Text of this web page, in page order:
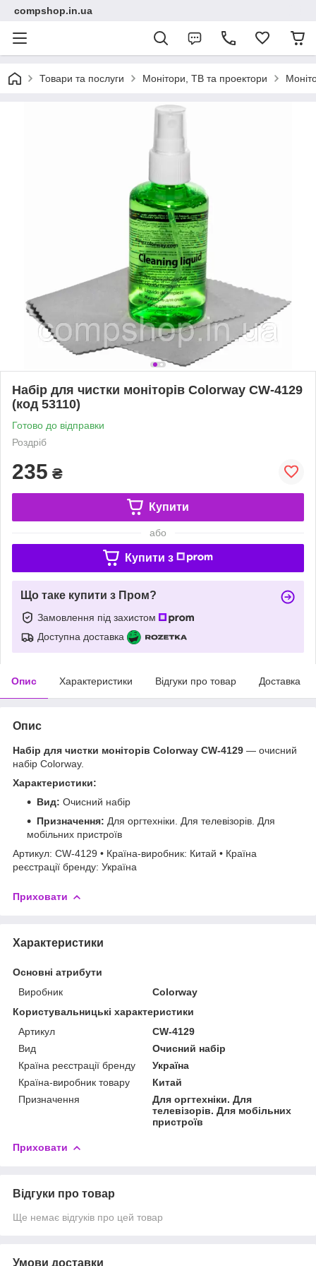
compshop.in.ua
Товари та послуги Монітори, ТВ та проектори
Набір для чистки моніторів Colorway CW-4129
(код 53110)
Готово до відправки
Роздріб
235 ₴
Купити
або
Купити з
Що таке купити з Пром?
Замовлення під захистом
Доступна доставка
Опис Характеристики Відгуки про товар Доставка
Опис
Набір для чистки моніторів Colorway CW-4129 — очисний
набір Colorway.
Характеристики:
Вид: Очисний набір
Призначення: Для оргтехніки. Для телевізорів. Для
мобільних пристроїв
Артикул: CW-4129 • Країна-виробник: Китай • Країна
реєстрації бренду: Україна
Приховати
Характеристики
Основні атрибути
Виробник
Colorway
Користувальницькі характеристики
Артикул
CW-4129
Вид
Очисний набір
Країна реєстрації бренду
Україна
Країна-виробник товару
Китай
Призначення
Для оргтехніки. Для
телевізорів. Для мобільних
пристроїв
Приховати
Відгуки про товар
Ще немає відгуків про цей товар
Умови доставки